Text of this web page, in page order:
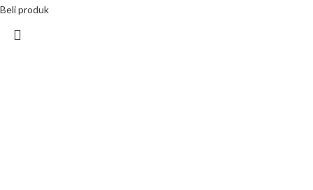
Beli produk